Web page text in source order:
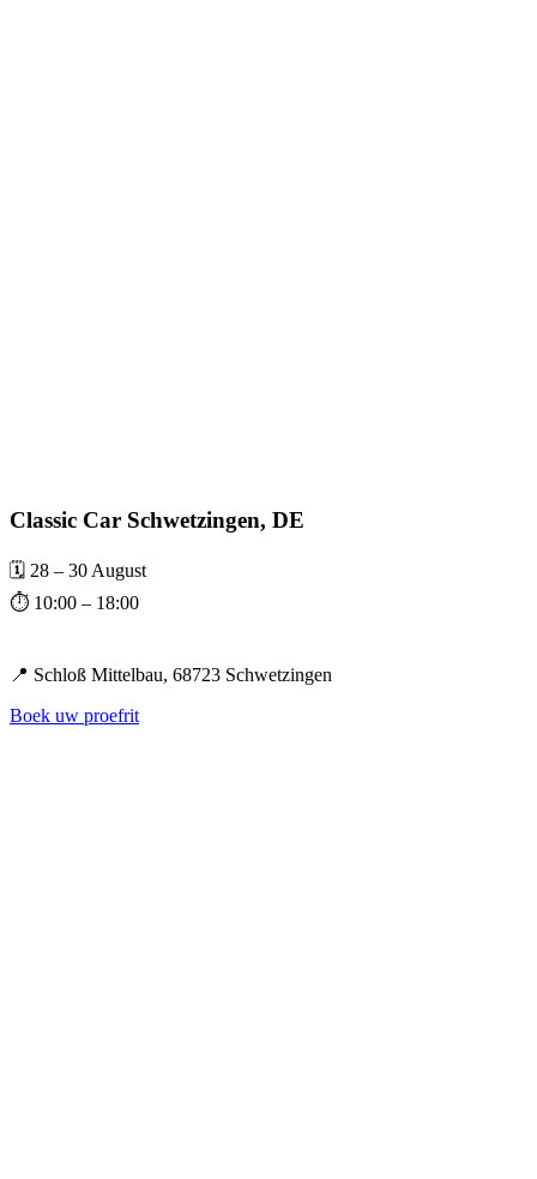
Classic Car Schwetzingen, DE
🗓️ 28 – 30 August
⏱️ 10:00 – 18:00
📍 Schloß Mittelbau, 68723 Schwetzingen
Boek uw proefrit